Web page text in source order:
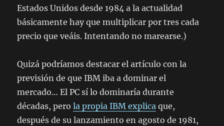
Estados Unidos desde 1984 a la actualidad
básicamente hay que multiplicar por tres cada
precio que veáis. Intentando no marearse.)
Quizá podríamos destacar el artículo con la
previsión de que IBM iba a dominar el
mercado… El PC sí lo dominaría durante
décadas, perola propia IBM explica que,
después de su lanzamiento en agosto de 1981,